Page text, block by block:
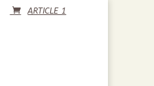
ARTICLE 1